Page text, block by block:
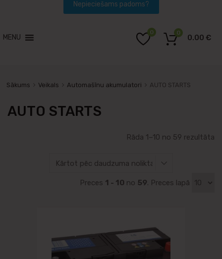
MENU
0
0.00 €
0
Sākums Veikals Automašīnu akumulatori AUTO STARTS
AUTO STARTS
Rāda 1–10 no 59 rezultāta
Preces 1 - 10 no 59. Preces lapā